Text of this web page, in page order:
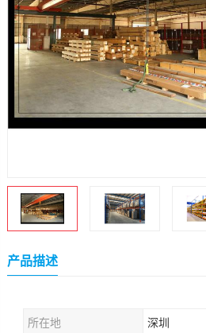
产品描述
所在地 深圳